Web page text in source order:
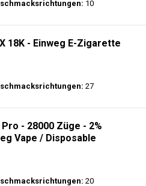
10
18K - Einweg E-Zigarette
27
- 28000 Züge - 2%
Vape / Disposable
20